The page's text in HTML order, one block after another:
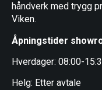
håndverk med trygg
Viken.
Åpningstider
Hverdager: 08:00-
Helg: Etter avtale